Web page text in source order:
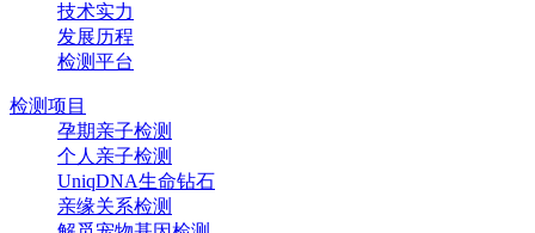
技术实力
发展历程
检测平台
检测项目
孕期亲子检测
个人亲子检测
UniqDNA生命钻石
亲缘关系检测